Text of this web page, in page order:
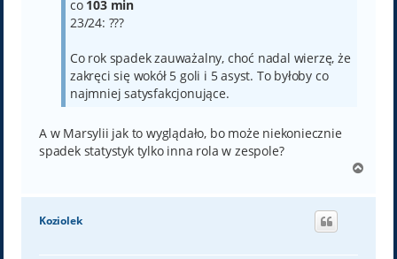
co 103 min
23/24: ???
Co rok spadek zauważalny, choć nadal wierzę, że
zakręci się wokół 5 goli i 5 asyst. To byłoby co
najmniej satysfakcjonujące.
A w Marsylii jak to wyglądało, bo może niekoniecznie
spadek statystyk tylko inna rola w zespole?
g
Koziolek